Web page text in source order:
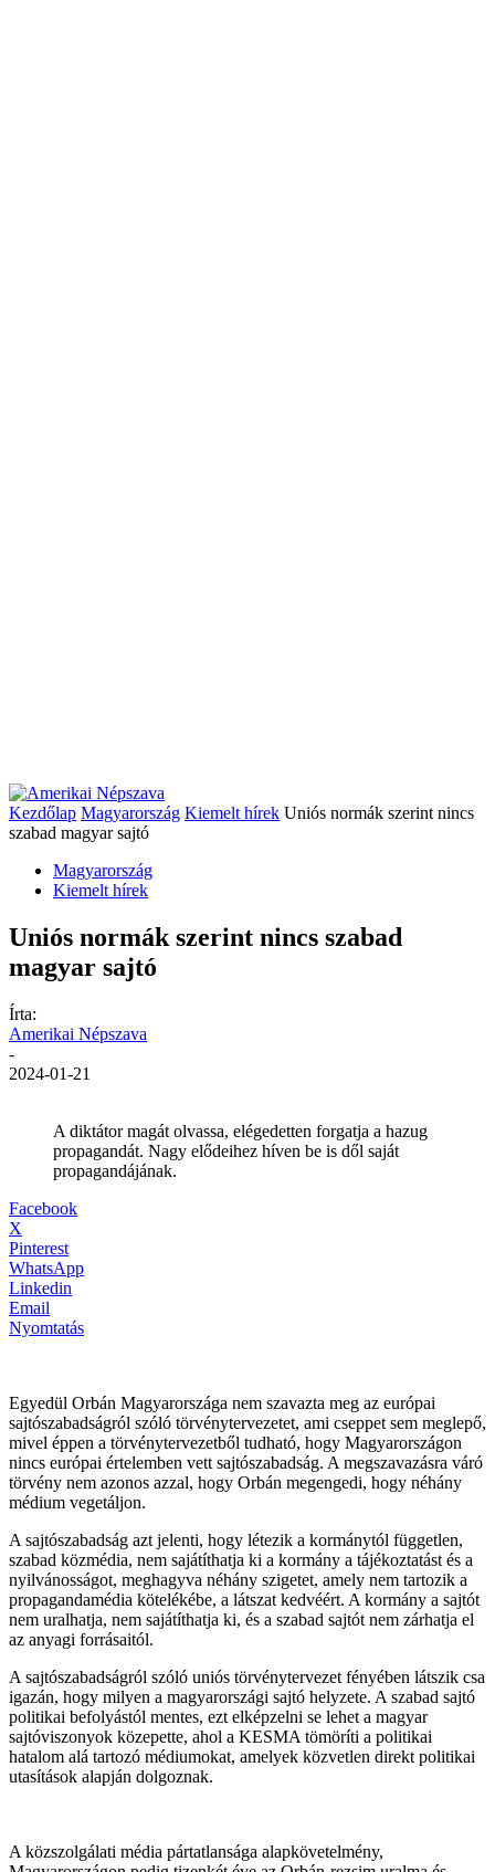
Kezdőlap Magyarország Kiemelt hírek Uniós normák szerint nincs
szabad magyar sajtó
Magyarország
Kiemelt hírek
Uniós normák szerint nincs szabad
magyar sajtó
Írta:
Amerikai Népszava
-
2024-01-21
A diktátor magát olvassa, elégedetten forgatja a hazug
propagandát. Nagy elődeihez híven be is dől saját
propagandájának.
Facebook
X
Pinterest
WhatsApp
Linkedin
Email
Nyomtatás
Egyedül Orbán Magyarországa nem szavazta meg az európai
sajtószabadságról szóló törvénytervezetet, ami cseppet sem meglepő,
mivel éppen a törvénytervezetből tudható, hogy Magyarországon
nincs európai értelemben vett sajtószabadság. A megszavazásra váró
törvény nem azonos azzal, hogy Orbán megengedi, hogy néhány
médium vegetáljon.
A sajtószabadság azt jelenti, hogy létezik a kormánytól független,
szabad közmédia, nem sajátíthatja ki a kormány a tájékoztatást és a
nyilvánosságot, meghagyva néhány szigetet, amely nem tartozik a
propagandamédia kötelékébe, a látszat kedvéért. A kormány a sajtót
nem uralhatja, nem sajátíthatja ki, és a szabad sajtót nem zárhatja el
az anyagi forrásaitól.
A sajtószabadságról szóló uniós törvénytervezet fényében látszik csa
igazán, hogy milyen a magyarországi sajtó helyzete. A szabad sajtó
politikai befolyástól mentes, ezt elképzelni se lehet a magyar
sajtóviszonyok közepette, ahol a KESMA tömöríti a politikai
hatalom alá tartozó médiumokat, amelyek közvetlen direkt politikai
utasítások alapján dolgoznak.
A közszolgálati média pártatlansága alapkövetelmény,